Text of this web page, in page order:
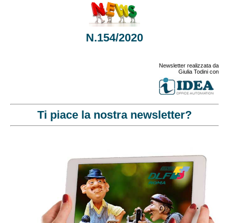
N.154/2020
Newsletter realizzata da
Giulia Todini con
Ti piace la nostra newsletter?